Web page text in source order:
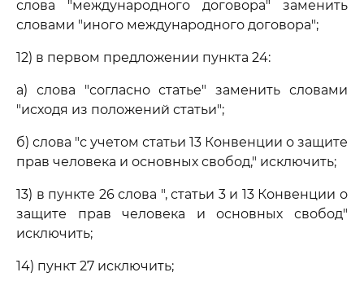
слова "международного договора" заменить
словами "иного международного договора";
12) в первом предложении пункта 24:
а) слова "согласно статье" заменить словами
"исходя из положений статьи";
б) слова "с учетом статьи 13 Конвенции о защите
прав человека и основных свобод," исключить;
13) в пункте 26 слова ", статьи 3 и 13 Конвенции о
защите прав человека и основных свобод"
исключить;
14) пункт 27 исключить;